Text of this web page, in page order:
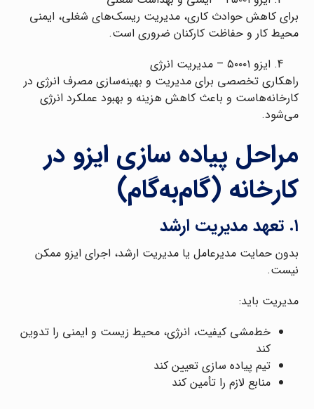
برای کاهش حوادث کاری، مدیریت ریسک‌های شغلی، ایمنی
محیط کار و حفاظت کارکنان ضروری است.
ایزو ۵۰۰۰۱ – مدیریت انرژی
راهکاری تخصصی برای مدیریت و بهینه‌سازی مصرف انرژی در
کارخانه‌هاست و باعث کاهش هزینه و بهبود عملکرد انرژی
می‌شود.
مراحل پیاده سازی ایزو در
کارخانه (گام‌به‌گام)
۱. تعهد مدیریت ارشد
بدون حمایت مدیرعامل یا مدیریت ارشد، اجرای ایزو ممکن
نیست.
مدیریت باید:
خط‌مشی کیفیت، انرژی، محیط زیست و ایمنی را تدوین
کند
تیم پیاده سازی تعیین کند
منابع لازم را تأمین کند